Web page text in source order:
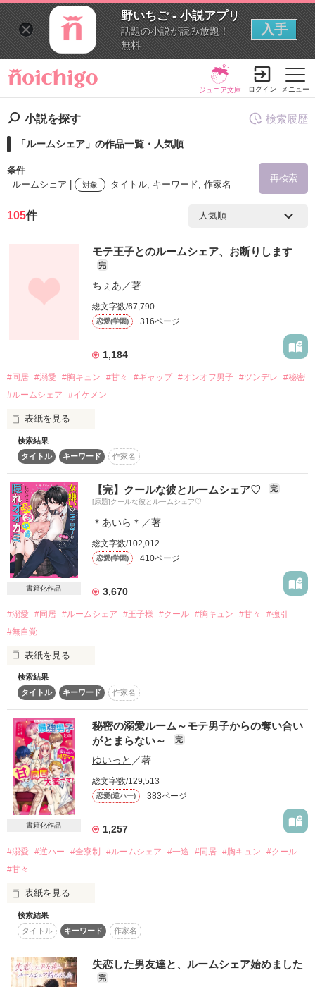
野いちご - 小説アプリ
話題の小説が読み放題！
無料
入手
メニュー
ジュニア文庫 ログイン
小説を探す
「ルームシェア」の作品一覧・人気順
条件
ルームシェア |
対象 タイトル, キーワード, 作家名
再検索
検索ワード
を含む
タイトル キーワード 作家名 表紙コメント
あらすじ
ジャンル
感想
ステータス 全て 完結 更新中
作品の長さ 長編 中編
ャレンジ！～
500文字の不気味なテスト、募集中。
200文字でゾッ！こわい短編コンテスト
この2人が最強‼ベストバディ短編コンテスト
スターツ出版小説投稿サイト合同企画「1話からの長編大
賞」野いちご！会場
その他の条件 動画あり
検索履歴
105件
モテ王子とのルームシェア、お断りします
完
ちぇあ ／著
総文字数/67,790
恋愛(学園) 316ページ
1,184
#同居 #溺愛 #胸キュン #甘々 #ギャップ #オンオフ男子 #ツンデレ
#秘密
#ルームシェア
#イケメン
表紙を見る
｢玲衣、ルームシェアしてみたら？｣
一人暮らしをしたがる私にお母さんにすすめてくれたのは決め
たルームシェア。
相手の名前は、
｢八雲 渚｣
｢お前、このこと絶対言うなよバカ｣
⎯⎯⎯⎯学年1のモテ男子だったみたいです。
♡.*･ﾟ┈┈┈┈┈┈┈┈┈┈┈ﾟ･*.♡
学校では、爽やかなモテ王子
ただし家では俺様で超無愛想
八雲 渚
Nagisa Yagumo
検索結果
タイトル
キーワード 作家名
書籍化作品
【完】クールな彼とルームシェア♡ 完
[原題]クールな彼とルームシェア♡
＊あいら＊ ／著
総文字数/102,012
恋愛(学園) 410ページ
3,670
#溺愛 #同居 #ルームシェア #王子様 #クール #胸キュン #甘々
#強引
#無自覚
表紙を見る
両親の再婚で同居することになったのは…
「なぁ…俺が男ってわかってる？」
学園きってのクール王子！？
「油断しすぎ。…襲うぞバカ」
⋈┈┈┈┈┈┈┈┈┈┈┈┈⋈
癒し系な家庭的美少女♀
《 時田つぼみ 》
×
クールで無口な学園の王子♂
《 高神 舜 》
検索結果
タイトル
キーワード 作家名
書籍化作品
秘密の溺愛ルーム～モテ男子からの奪い合い
がとまらない～
完
ゆいっと ／著
総文字数/129,513
恋愛(逆ハー) 383ページ
1,257
#溺愛 #逆ハー #全寮制 #ルームシェア #一途 #同居 #胸キュン
#クール
#甘々
表紙を見る
「おまえがほしい」
初対面で突然の求愛……！？
検索結果
タイトル
キーワード 作家名
失恋した男友達と、ルームシェア始めました
完